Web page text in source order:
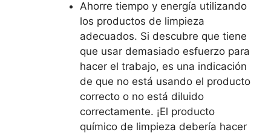
Ahorre tiempo y energía utilizando
los productos de limpieza
adecuados. Si descubre que tiene
que usar demasiado esfuerzo para
hacer el trabajo, es una indicación
de que no está usando el producto
correcto o no está diluido
correctamente. ¡El producto
químico de limpieza debería hacer